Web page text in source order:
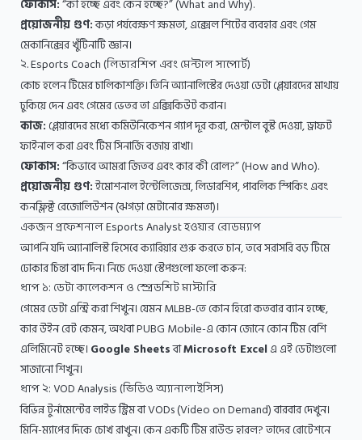
ফোকাস:“কী হচ্ছে এবং কেন হচ্ছে?” (What and Why).
প্রয়োজনীয় গুণ:কড়া পর্যবেক্ষণ ক্ষমতা, এক্সেল শিটের ব্যবহার এবং গেম
মেকানিক্সের খুঁটিনাটি জ্ঞান।
২. Esports Coach (লিডারশিপ এবং মেন্টাল সাপোর্ট)
কোচ হলেন টিমের চালিকাশক্তি। তিনি অ্যানালিস্টের দেওয়া ডেটা প্লেয়ারদের মাথায়
ঢুকিয়ে দেন এবং গেমের ভেতর তা এক্সিকিউট করান।
কাজ: প্লেয়ারদের মধ্যে কমিউনিকেশন গ্যাপ দূর করা, মেন্টাল বুস্ট দেওয়া, ড্রাফট
ফাইনাল করা এবং টিম সিনার্জি বজায় রাখা।
ফোকাস:“কিভাবে আমরা জিতব এবং কার কী রোল?” (How and Who).
প্রয়োজনীয় গুণ:ইমোশনাল ইন্টেলিজেন্স, লিডারশিপ, পাবলিক স্পিকিং এবং
কনফ্লিক্ট রেজোলিউশন (ঝগড়া মেটানোর ক্ষমতা)।
একজন প্রফেশনাল Esports Analyst হওয়ার রোডম্যাপ
আপনি যদি অ্যানালিস্ট হিসেবে ক্যারিয়ার শুরু করতে চান, তবে সরাসরি বড় টিমে
ঢোকার চিন্তা বাদ দিন। নিচে দেওয়া স্টেপগুলো ফলো করুন:
ধাপ ১: ডেটা কালেকশন ও স্প্রেডশিট মাস্টারি
গেমের ডেটা এন্ট্রি করা শিখুন। যেমন MLBB-তে কোন হিরো কতবার ব্যান হচ্ছে,
কার উইন রেট কেমন, অথবা PUBG Mobile-এ কোন জোনে কোন টিম বেশি
এলিমিনেট হচ্ছে। Google SheetsবাMicrosoft Excelএ এই ডেটাগুলো
সাজানো শিখুন।
ধাপ ২: VOD Analysis (ভিডিও অ্যানালাইসিস)
বিভিন্ন টুর্নামেন্টের লাইভ স্ট্রিম বা VODs (Video on Demand) বারবার দেখুন।
মিনি-ম্যাপের দিকে চোখ রাখুন। কেন একটি টিম রাউন্ড হারল? তাদের রোটেশনে